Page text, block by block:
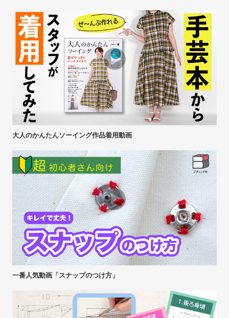
大人のかんたんソーイング作品着用動画
一番人気動画「スナップのつけ方」